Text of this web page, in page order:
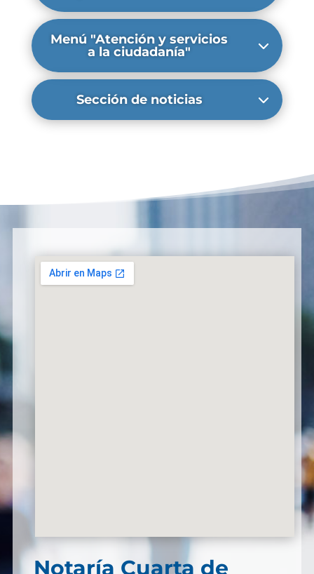
Menú "Atención y servicios
a la ciudadanía"
Sección de noticias
Notaría Cuarta de